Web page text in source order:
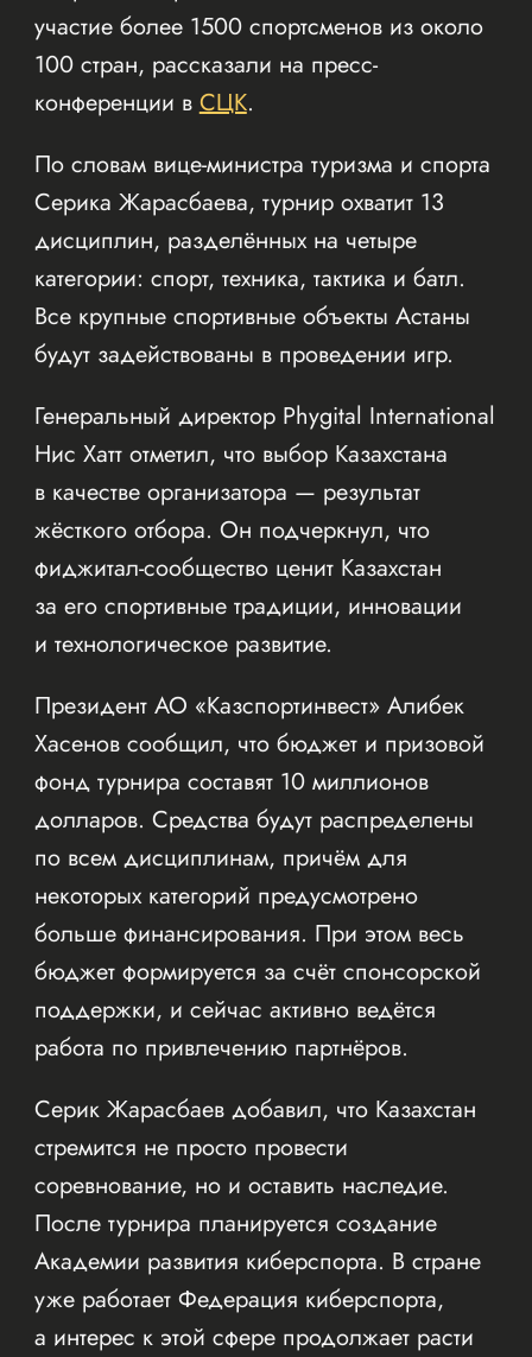
участие более 1500 спортсменов из около
100 стран, рассказали на пресс-
конференции вСЦК.
По словам вице-министра туризма и спорта
Серика Жарасбаева, турнир охватит 13
дисциплин, разделённых на четыре
категории: спорт, техника, тактика и батл.
Все крупные спортивные объекты Астаны
будут задействованы в проведении игр.
Генеральный директор Phygital International
Нис Хатт отметил, что выбор Казахстана
в качестве организатора — результат
жёсткого отбора. Он подчеркнул, что
фиджитал-сообщество ценит Казахстан
за его спортивные традиции, инновации
и технологическое развитие.
Президент АО «Казспортинвест» Алибек
Хасенов сообщил, что бюджет и призовой
фонд турнира составят 10 миллионов
долларов. Средства будут распределены
по всем дисциплинам, причём для
некоторых категорий предусмотрено
больше финансирования. При этом весь
бюджет формируется за счёт спонсорской
поддержки, и сейчас активно ведётся
работа по привлечению партнёров.
Серик Жарасбаев добавил, что Казахстан
стремится не просто провести
соревнование, но и оставить наследие.
После турнира планируется создание
Академии развития киберспорта. В стране
уже работает Федерация киберспорта,
а интерес к этой сфере продолжает расти